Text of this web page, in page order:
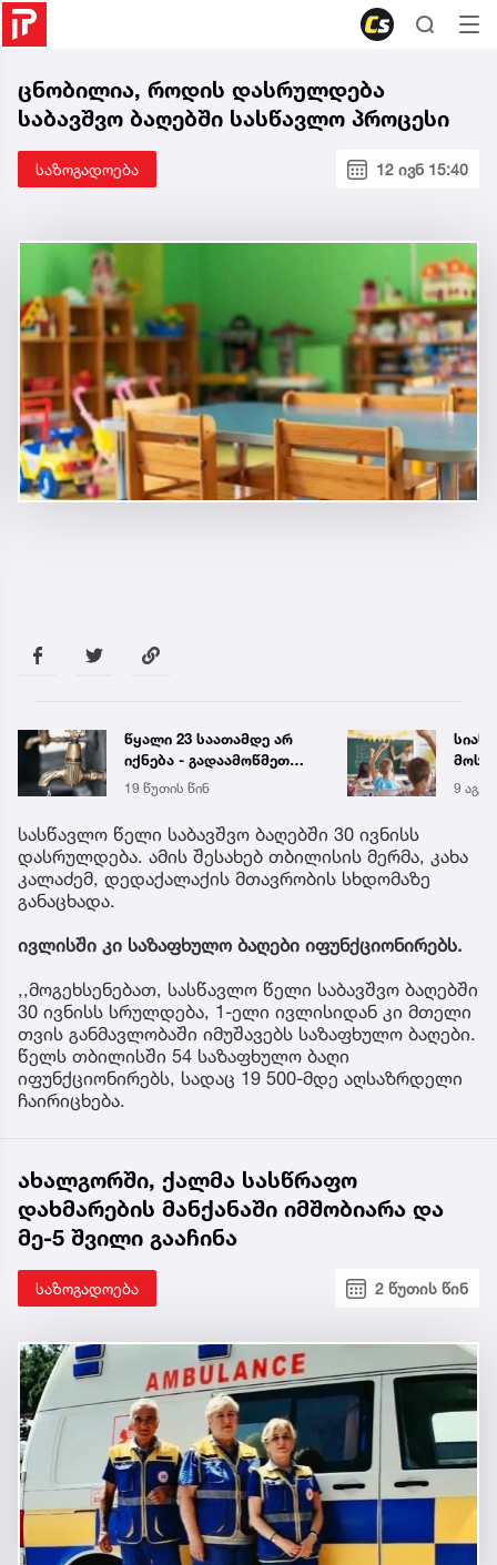
ცნობილია, როდის დასრულდება
საბავშვო ბაღებში სასწავლო პროცესი
საზოგადოება 12 ივნ 15:40
წყალი 23 საათამდე არ
იქნება - გადაამოწმეთ
მისამართები
19 წუთის წინ 9 აგვ
სასწავლო წელი საბავშვო ბაღებში 30 ივნისს
დასრულდება. ამის შესახებ თბილისის მერმა, კახა
კალაძემ, დედაქალაქის მთავრობის სხდომაზე
განაცხადა.
ივლისში კი საზაფხულო ბაღები იფუნქციონირებს.
,,მოგეხსენებათ, სასწავლო წელი საბავშვო ბაღებში
30 ივნისს სრულდება, 1-ელი ივლისიდან კი მთელი
თვის განმავლობაში იმუშავებს საზაფხულო ბაღები.
წელს თბილისში 54 საზაფხულო ბაღი
იფუნქციონირებს, სადაც 19 500-მდე აღსაზრდელი
ჩაირიცხება.
ახალგორში, ქალმა სასწრაფო
დახმარების მანქანაში იმშობიარა და
მე-5 შვილი გააჩინა
საზოგადოება 2 წუთის წინ